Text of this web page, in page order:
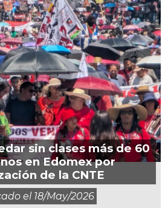
sin clases más de 60
en Edomex por
de la CNTE
el 18/may/2026